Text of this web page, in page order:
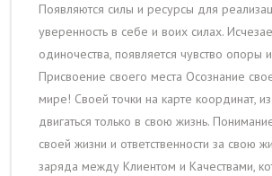
Появляются силы и ресурсы для
уверенность в себе и воих силах.
одиночества, появляется чувство опоры
Присвоение своего места Осознание
мире! Своей точки на карте координат,
двигаться только в свою жизнь.
своей жизни и ответственности за свою
заряда между Клиентом и Качествами,